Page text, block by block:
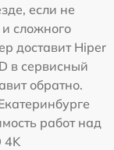
если не
сложного
доставит Hiper
в сервисный
обратно.
работ над
4K